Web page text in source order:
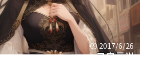
2017/6/26